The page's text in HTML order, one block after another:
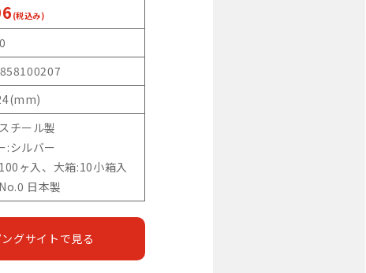
(税込み)
チール製
:シルバー
ヶ入、大箱:10小箱入
日本製
グサイトで見る